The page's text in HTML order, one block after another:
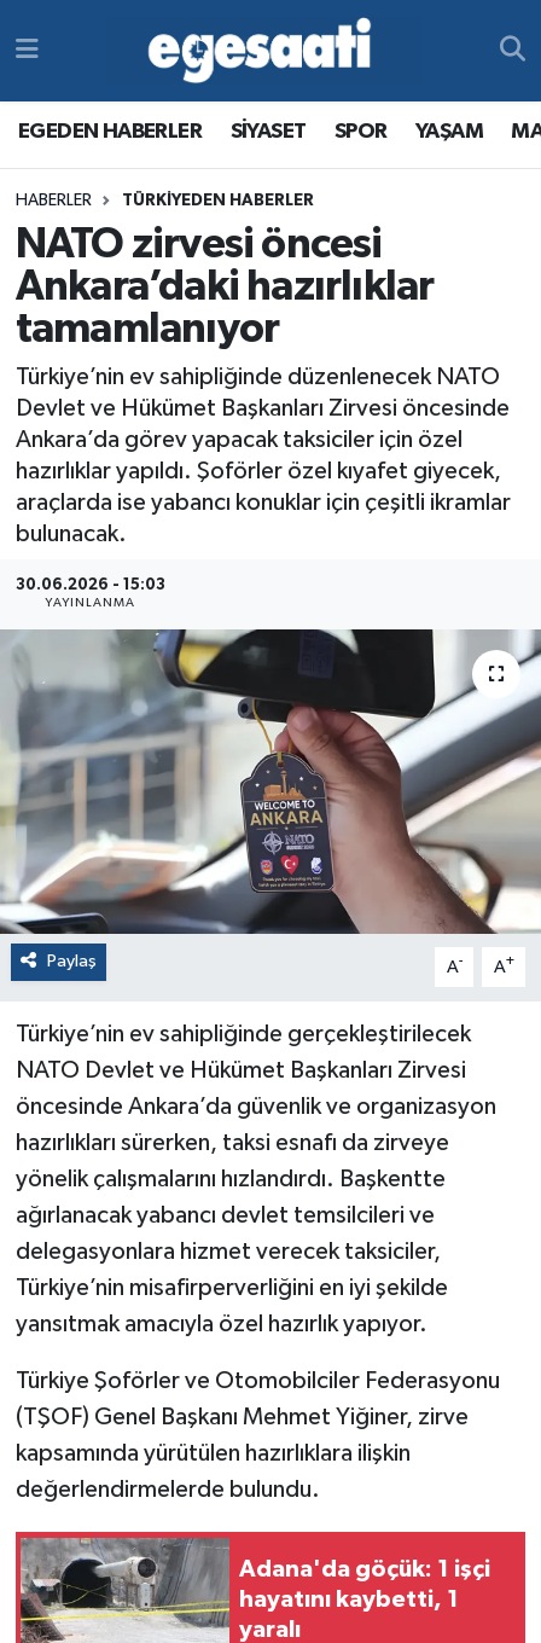
EGEDEN HABERLER SİYASET SPOR YAŞAM
HABERLER TÜRKİYEDEN HABERLER
NATO zirvesi öncesi
Ankara’daki hazırlıklar
tamamlanıyor
Türkiye’nin ev sahipliğinde düzenlenecek NATO
Devlet ve Hükümet Başkanları Zirvesi öncesinde
Ankara’da görev yapacak taksiciler için özel
hazırlıklar yapıldı. Şoförler özel kıyafet giyecek,
araçlarda ise yabancı konuklar için çeşitli ikramlar
bulunacak.
30.06.2026 - 15:03
YAYINLANMA
Paylaş A- A+
Türkiye’nin ev sahipliğinde gerçekleştirilecek
NATO Devlet ve Hükümet Başkanları Zirvesi
öncesinde Ankara’da güvenlik ve organizasyon
hazırlıkları sürerken, taksi esnafı da zirveye
yönelik çalışmalarını hızlandırdı. Başkentte
ağırlanacak yabancı devlet temsilcileri ve
delegasyonlara hizmet verecek taksiciler,
Türkiye’nin misafirperverliğini en iyi şekilde
yansıtmak amacıyla özel hazırlık yapıyor.
Türkiye Şoförler ve Otomobilciler Federasyonu
(TŞOF) Genel Başkanı Mehmet Yiğiner, zirve
kapsamında yürütülen hazırlıklara ilişkin
değerlendirmelerde bulundu.
Adana'da göçük: 1 işçi
hayatını kaybetti, 1
yaralı
MAGAZİN
RESMİ REKLAMLAR
YAŞAM
MAGAZİN
RESMİ REKLAMLAR
Egemax TV
Tüm Manşetler
Son Dakika Haberleri
Haber Arşivi